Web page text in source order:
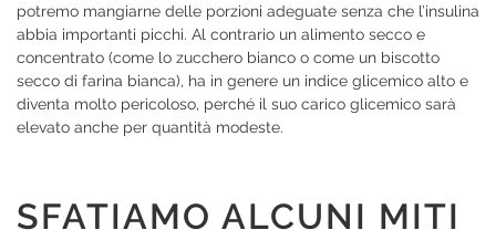
potremo mangiarne delle porzioni adeguate senza che l’insulina
abbia importanti picchi. Al contrario un alimento secco e
concentrato (come lo zucchero bianco o come un biscotto
secco di farina bianca), ha in genere un indice glicemico alto e
diventa molto pericoloso, perché il suo carico glicemico sarà
elevato anche per quantità modeste.
SFATIAMO ALCUNI MITI